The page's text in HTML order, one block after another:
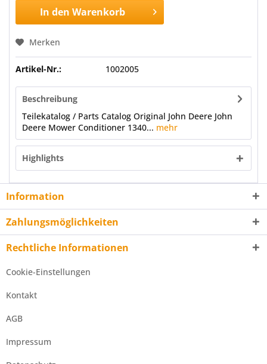
In den Warenkorb
Merken
Artikel-Nr.: 1002005
Beschreibung
Teilekatalog / Parts Catalog Original John Deere John
Deere Mower Conditioner 1340... mehr
Highlights
Information
Zahlungsmöglichkeiten
Rechtliche Informationen
Cookie-Einstellungen
Kontakt
AGB
Impressum